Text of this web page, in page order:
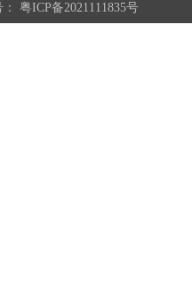
粤ICP备2021111835号